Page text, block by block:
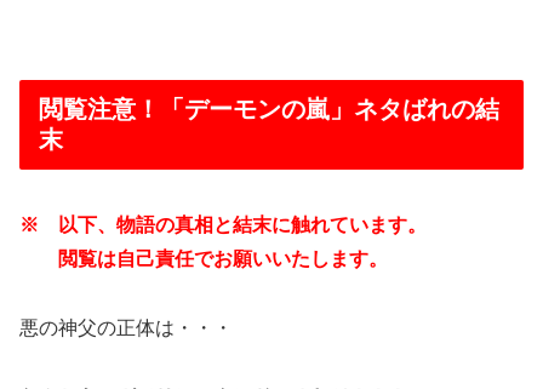
閲覧注意！「デーモンの嵐」ネタばれの結
末
※ 以下、物語の真相と結末に触れています。
閲覧は自己責任でお願いいたします。
悪の神父の正体は・・・